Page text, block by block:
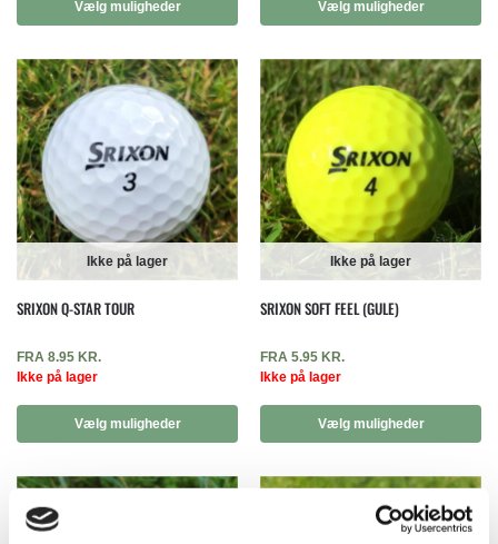
Vælg muligheder Vælg muligheder
Ikke på lager
SRIXON Q-STAR TOUR
FRA 8.95 KR.
Ikke på lager
Vælg muligheder
Ikke på lager
SRIXON SOFT FEEL (GULE)
FRA 5.95 KR.
Ikke på lager
Vælg muligheder